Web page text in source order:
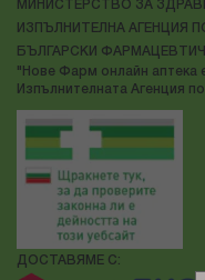
МИНИСТЕРСТВО ЗА
ИЗПЪЛНИТЕЛНА АГЕНЦИЯ
БЪЛГАРСКИ
"Нове Фарм онлайн аптека
Изпълнителната Агенция
ДОСТАВЯМЕ С: